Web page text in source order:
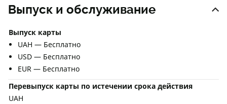
Выпуск и обслуживание
Выпуск карты
UAH — Бесплатно
USD — Бесплатно
EUR — Бесплатно
Перевыпуск карты по истечении срока действия
UAH